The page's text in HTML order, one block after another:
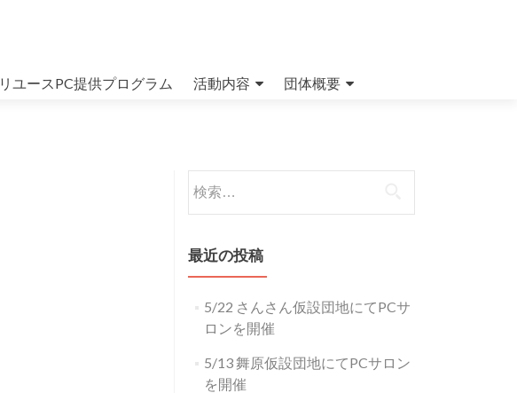
リユースPC提供プログラム 活動内容 団体概要
検索:
最近の投稿
5/22 さんさん仮設団地にてPCサ
ロンを開催
5/13 舞原仮設団地にてPCサロン
を開催